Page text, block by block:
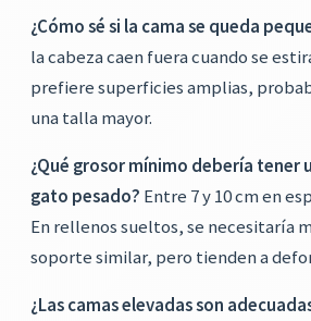
¿Cómo sé si la cama se queda
la cabeza caen fuera cuando se
prefiere superficies amplias,
una talla mayor.
¿Qué grosor mínimo debería tener
gato pesado? Entre 7 y 10 cm en
En rellenos sueltos, se necesitaría
soporte similar, pero tienden a
¿Las camas elevadas son